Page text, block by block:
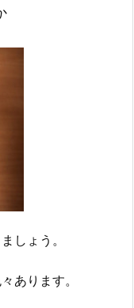
しょう。
あります。